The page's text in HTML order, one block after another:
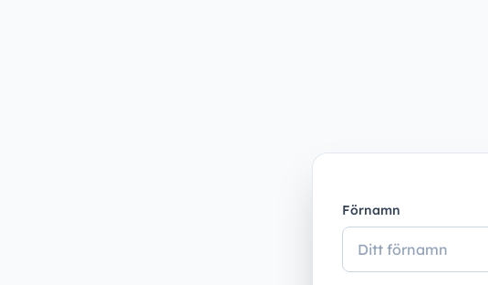
Förnamn